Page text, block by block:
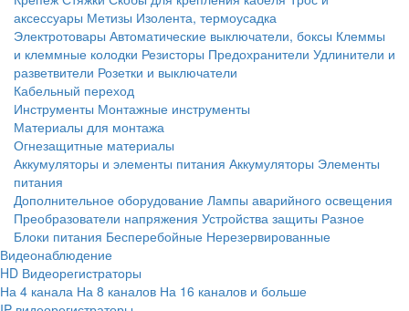
аксессуары Метизы Изолента, термоусадка
Электротовары Автоматические выключатели, боксы Клеммы
и клеммные колодки Резисторы Предохранители Удлинители и
разветвители Розетки и выключатели
Кабельный переход
Инструменты Монтажные инструменты
Материалы для монтажа
Огнезащитные материалы
Аккумуляторы и элементы питания Аккумуляторы Элементы
питания
Дополнительное оборудование Лампы аварийного освещения
Преобразователи напряжения Устройства защиты Разное
Блоки питания Бесперебойные Нерезервированные
Видеонаблюдение
HD Видеорегистраторы
На 4 канала На 8 каналов На 16 каналов и больше